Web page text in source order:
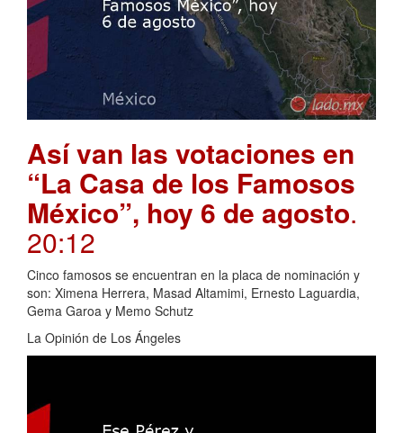
Así van las votaciones en
“La Casa de los Famosos
México”, hoy 6 de agosto.
20:12
Cinco famosos se encuentran en la placa de nominación y
son: Ximena Herrera, Masad Altamimi, Ernesto Laguardia,
Gema Garoa y Memo Schutz
La Opinión de Los Ángeles